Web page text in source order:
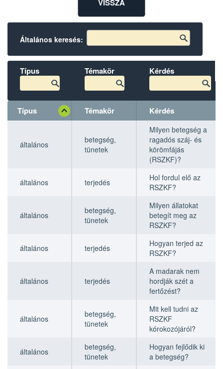
VISSZA
Általános keresés:
Típus Témakör Kérdés
Típus Témakör
Kérdés
Kérdés
Kérdés
általános
betegség,
tünetek
Milyen betegség a
ragadós száj- és
körömfájás
(RSZKF)?
általános terjedés
Hol fordul elő az
RSZKF?
általános
betegség,
tünetek
Milyen állatokat
betegít meg az
RSZKF?
általános terjedés
Hogyan terjed az
RSZKF?
általános terjedés
A madarak nem
hordják szét a
fertőzést?
általános
betegség,
tünetek
Mit kell tudni az
RSZKF
kórokozójáról?
általános
betegség,
tünetek
Hogyan fejlődik ki
a betegség?